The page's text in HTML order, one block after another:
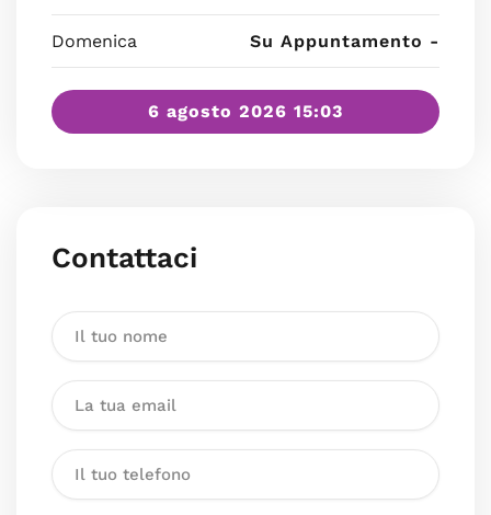
Domenica Su Appuntamento -
6 agosto 2026 15:03
Contattaci